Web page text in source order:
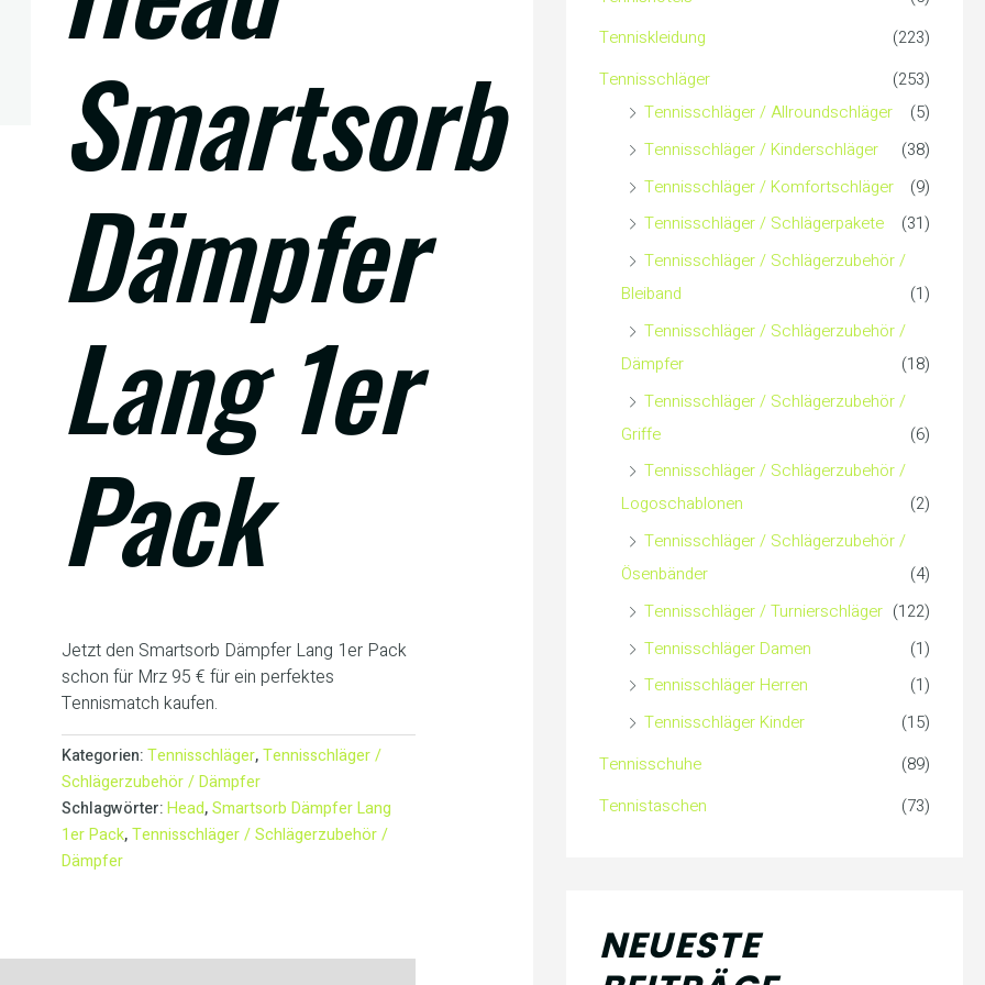
Smartsorb
Dämpfer
Lang 1er
Pack
Jetzt den Smartsorb Dämpfer Lang 1er Pack
schon für Mrz 95 € für ein perfektes
Tennismatch kaufen.
Kategorien:Tennisschläger,Tennisschläger /
Schlägerzubehör / Dämpfer
Schlagwörter:Head,Smartsorb Dämpfer Lang
1er Pack,Tennisschläger / Schlägerzubehör /
Dämpfer
c
h
Tenniskleidung
(223)
Tennisschläger
(253)
Tennisschläger / Allroundschläger
(5)
Tennisschläger / Kinderschläger
(38)
Tennisschläger / Komfortschläger
(9)
Tennisschläger / Schlägerpakete
(31)
Tennisschläger / Schlägerzubehör /
Bleiband
(1)
Tennisschläger / Schlägerzubehör /
Dämpfer
(18)
Tennisschläger / Schlägerzubehör /
Griffe
(6)
Tennisschläger / Schlägerzubehör /
Logoschablonen
(2)
Tennisschläger / Schlägerzubehör /
Ösenbänder
(4)
Tennisschläger / Turnierschläger (122)
Tennisschläger Damen
(1)
Tennisschläger Herren
(1)
Tennisschläger Kinder
(15)
Tennisschuhe
(89)
Tennistaschen
(73)
NEUESTE